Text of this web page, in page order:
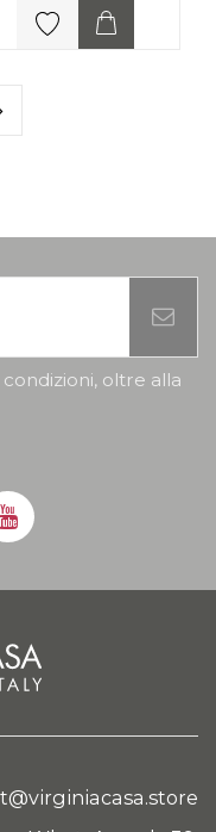
oltre alla